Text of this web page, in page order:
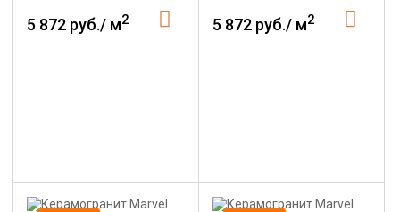
5 872 руб./ м2 5 872 руб./ м2